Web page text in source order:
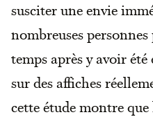
susciter une envie
nombreuses
temps après y avoir été
sur des affiches
cette étude montre